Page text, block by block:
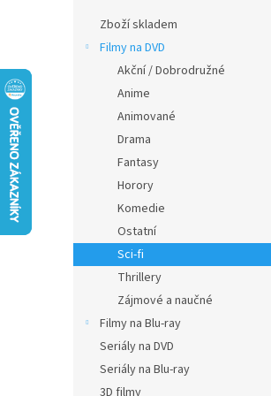
Zboží skladem
Filmy na DVD
Akční / Dobrodružné
Anime
Animované
Drama
Fantasy
Horory
Komedie
Ostatní
Sci-fi
Thrillery
Zájmové a naučné
Filmy na Blu-ray
Seriály na DVD
Seriály na Blu-ray
3D filmy